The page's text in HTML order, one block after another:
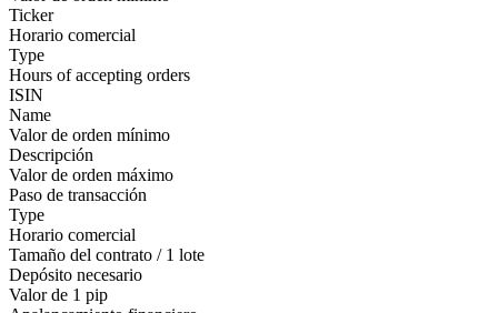
Ticker
Horario comercial
Type
Hours of accepting orders
ISIN
Name
Valor de orden mínimo
Descripción
Valor de orden máximo
Paso de transacción
Type
Horario comercial
Tamaño del contrato / 1 lote
Depósito necesario
Valor de 1 pip